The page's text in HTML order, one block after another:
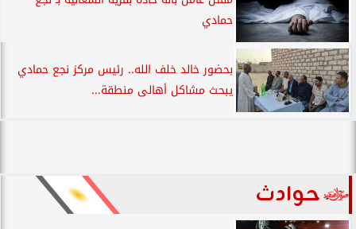
حمادي
بحضور خالد خلف الله.. رئيس مركز نجع حمادي
يبحث مشاكل أهالى منطقة...
حوادث